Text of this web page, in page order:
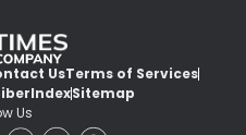
UsTerms of Services
IndexSitemap
Us